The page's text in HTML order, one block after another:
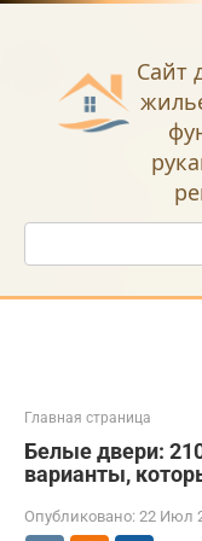
Перейти
Сайт
Поиск:
Главная страница
Белые двери:
варианты,
Опубликовано: 22 Июл